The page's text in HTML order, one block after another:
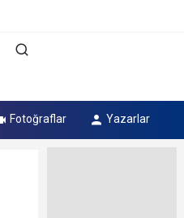
Fotoğraflar Yazarlar